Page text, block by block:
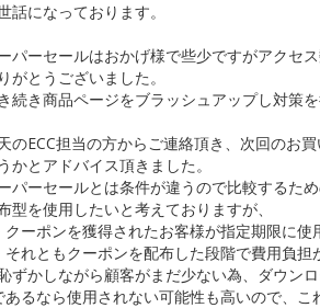
話になっております。
パーセールはおかげ様で些少ですがアクセ
がとうございました。
続き商品ページをブラッシュアップし対策を
のECC担当の方からご連絡頂き、次回のお
かとアドバイス頂きました。
パーセールとは条件が違うので比較するた
型を使用したいと考えておりますが、
クーポンを獲得されたお客様が指定期限に使
それともクーポンを配布した段階で費用負担
恥ずかしながら顧客がまだ少ない為、ダウン
あるなら使用されない可能性も高いので、こ